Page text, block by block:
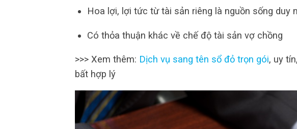
Hoa lợi, lợi tức từ tài sản riêng là nguồn sống duy
Có thỏa thuận khác về chế độ tài sản vợ chồng
>>> Xem thêm: Dịch vụ sang tên sổ đỏ trọn gói, uy
bất hợp lý